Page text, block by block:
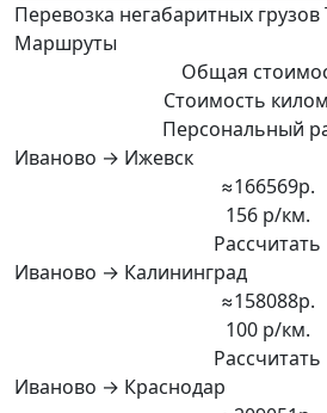
Перевозка негабаритных грузов
Маршруты
Общая
Стоимость
Персональный
Иваново → Ижевск
≈166569р.
156 р/км.
Рассчитать
Иваново → Калининград
≈158088р.
100 р/км.
Рассчитать
Иваново → Краснодар